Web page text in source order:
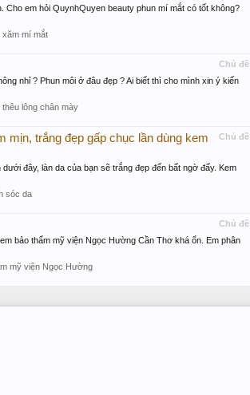
Cho em hỏi QuynhQuyen beauty phun mí mắt có tốt không?
xăm mí mắt
Chủ đề
nhỉ ? Phun môi ở đâu đẹp ? Ai biết thì cho mình xin ý kiến
thêu lông chân mày
Chủ đề
mịn, trắng đẹp gấp chục lần dùng kem
đây, làn da của bạn sẽ trắng đẹp đến bất ngờ đấy. Kem
sóc da
Chủ đề
bảo thẩm mỹ viện Ngọc Hường Cần Thơ khá ổn. Em phân
mỹ viện Ngọc Hường